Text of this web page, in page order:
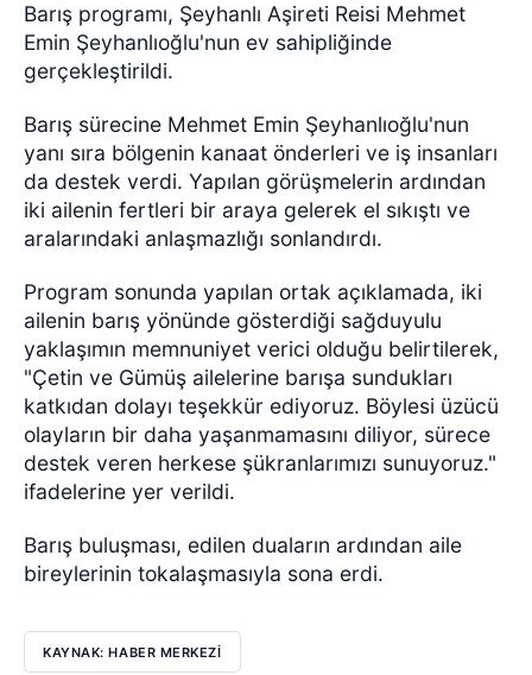
Barış programı, Şeyhanlı Aşireti Reisi Mehmet
Emin Şeyhanlıoğlu'nun ev sahipliğinde
gerçekleştirildi.
Barış sürecine Mehmet Emin Şeyhanlıoğlu'nun
yanı sıra bölgenin kanaat önderleri ve iş insanları
da destek verdi. Yapılan görüşmelerin ardından
iki ailenin fertleri bir araya gelerek el sıkıştı ve
aralarındaki anlaşmazlığı sonlandırdı.
Program sonunda yapılan ortak açıklamada, iki
ailenin barış yönünde gösterdiği sağduyulu
yaklaşımın memnuniyet verici olduğu belirtilerek,
"Çetin ve Gümüş ailelerine barışa sundukları
katkıdan dolayı teşekkür ediyoruz. Böylesi üzücü
olayların bir daha yaşanmamasını diliyor, sürece
destek veren herkese şükranlarımızı sunuyoruz."
ifadelerine yer verildi.
Barış buluşması, edilen duaların ardından aile
bireylerinin tokalaşmasıyla sona erdi.
KAYNAK: HABER MERKEZİ